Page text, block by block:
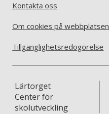
Kontakta oss
Om cookies på webbplatsen
Tillgänglighetsredogörelse
Lärtorget
Center för
skolutveckling